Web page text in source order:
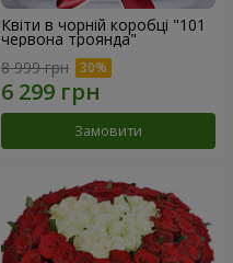
Квіти в чорній коробці "101
червона троянда"
8 999 грн
Замовити